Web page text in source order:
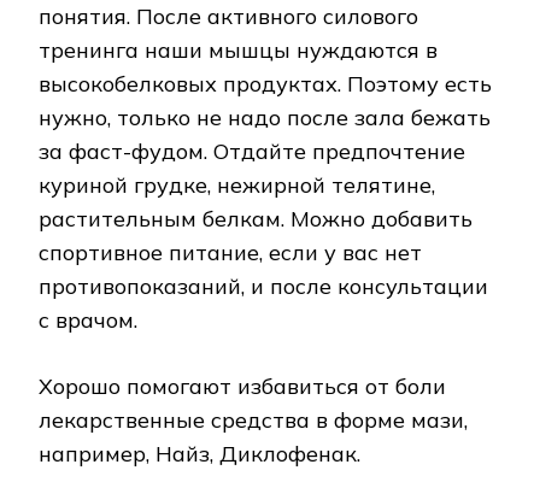
понятия. После активного силового
тренинга наши мышцы нуждаются в
высокобелковых продуктах. Поэтому есть
нужно, только не надо после зала бежать
за фаст-фудом. Отдайте предпочтение
куриной грудке, нежирной телятине,
растительным белкам. Можно добавить
спортивное питание, если у вас нет
противопоказаний, и после консультации
с врачом.
Хорошо помогают избавиться от боли
лекарственные средства в форме мази,
например, Найз, Диклофенак.